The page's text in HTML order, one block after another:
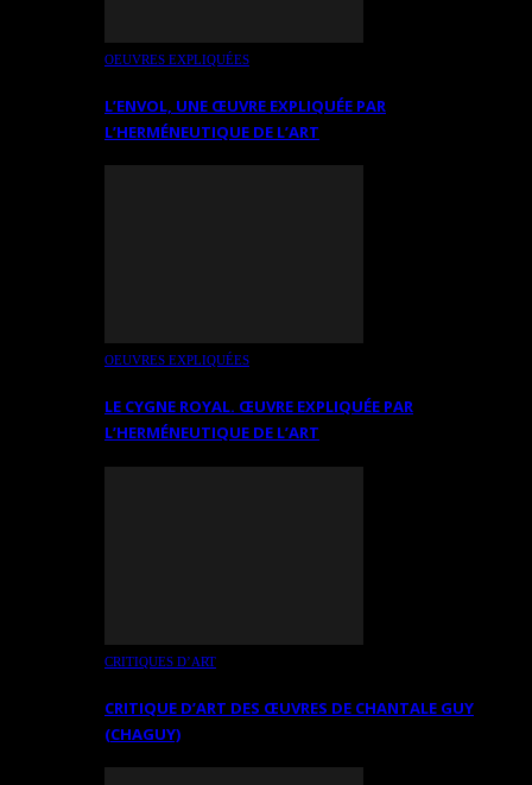
OEUVRES EXPLIQUÉES
L’ENVOL, UNE ŒUVRE EXPLIQUÉE PAR
L’HERMÉNEUTIQUE DE L’ART
OEUVRES EXPLIQUÉES
LE CYGNE ROYAL. ŒUVRE EXPLIQUÉE PAR
L’HERMÉNEUTIQUE DE L’ART
CRITIQUES D’ART
CRITIQUE D’ART DES ŒUVRES DE CHANTALE GUY
(CHAGUY)